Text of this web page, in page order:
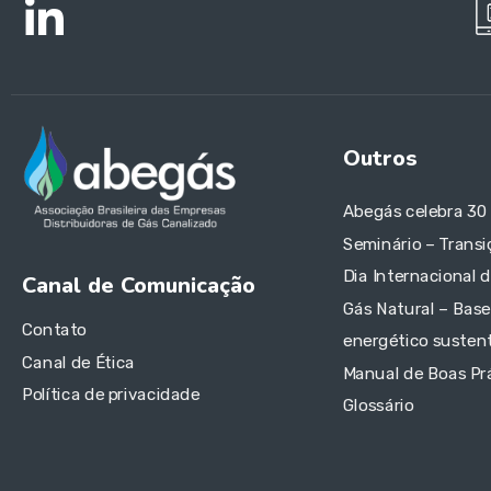
Canal de Comunicação
Contato
Canal de Ética
Política de privacidade
Outros
Abegás celebra 30
Seminário –
Dia Internacional
Gás Natural –
energético
Manual de Boas
Glossário